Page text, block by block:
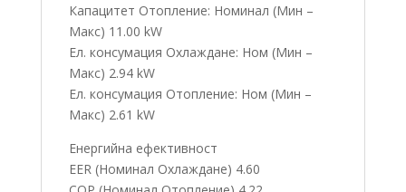
Капацитет Отопление: Номинал (Мин –
Макс) 11.00 kW
Ел. консумация Охлаждане: Ном (Мин –
Макс) 2.94 kW
Ел. консумация Отопление: Ном (Мин –
Макс) 2.61 kW
Енергийна ефективност
EER (Номинал Охлаждане) 4.60